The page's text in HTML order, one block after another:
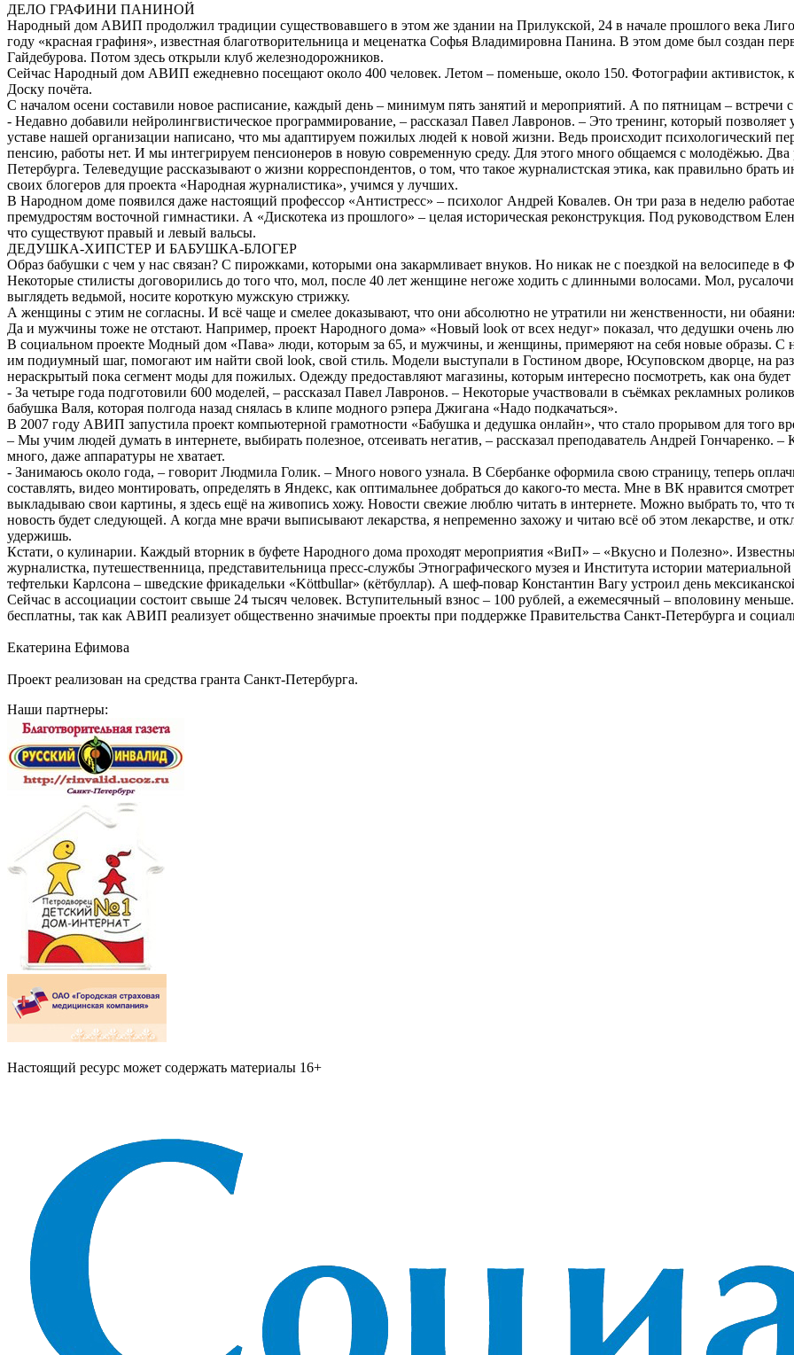
ДЕЛО ГРАФИНИ ПАНИНОЙ
Народный дом АВИП продолжил традиции существовавшего в этом же здании на Прилукской, 24 в начале прошлого века
году «красная графиня», известная благотворительница и меценатка Софья Владимировна Панина. В этом доме был создан
Гайдебурова. Потом здесь открыли клуб железнодорожников.
Сейчас Народный дом АВИП ежедневно посещают около 400 человек. Летом – поменьше, около 150. Фотографии активисток,
Доску почёта.
С началом осени составили новое расписание, каждый день – минимум пять занятий и мероприятий. А по пятницам – встречи
- Недавно добавили нейролингвистическое программирование, – рассказал Павел Лавронов. – Это тренинг, который
уставе нашей организации написано, что мы адаптируем пожилых людей к новой жизни. Ведь происходит психологический
пенсию, работы нет. И мы интегрируем пенсионеров в новую современную среду. Для этого много общаемся с молодёжью. Два
Петербурга. Телеведущие рассказывают о жизни корреспондентов, о том, что такое журналистская этика, как правильно
своих блогеров для проекта «Народная журналистика», учимся у лучших.
В Народном доме появился даже настоящий профессор «Антистресс» – психолог Андрей Ковалев. Он три раза в неделю
премудростям восточной гимнастики. А «Дискотека из прошлого» – целая историческая реконструкция. Под руководством
что существуют правый и левый вальсы.
ДЕДУШКА-ХИПСТЕР И БАБУШКА-БЛОГЕР
Образ бабушки с чем у нас связан? С пирожками, которыми она закармливает внуков. Но никак не с поездкой на велосипеде
Некоторые стилисты договорились до того что, мол, после 40 лет женщине негоже ходить с длинными волосами. Мол,
выглядеть ведьмой, носите короткую мужскую стрижку.
А женщины с этим не согласны. И всё чаще и смелее доказывают, что они абсолютно не утратили ни женственности, ни
Да и мужчины тоже не отстают. Например, проект Народного дома» «Новый look от всех недуг» показал, что дедушки очень
В социальном проекте Модный дом «Пава» люди, которым за 65, и мужчины, и женщины, примеряют на себя новые образы. С
им подиумный шаг, помогают им найти свой look, свой стиль. Модели выступали в Гостином дворе, Юсуповском дворце, на
нераскрытый пока сегмент моды для пожилых. Одежду предоставляют магазины, которым интересно посмотреть, как она будет
- За четыре года подготовили 600 моделей, – рассказал Павел Лавронов. – Некоторые участвовали в съёмках рекламных
бабушка Валя, которая полгода назад снялась в клипе модного рэпера Джигана «Надо подкачаться».
В 2007 году АВИП запустила проект компьютерной грамотности «Бабушка и дедушка онлайн», что стало прорывом для того
– Мы учим людей думать в интернете, выбирать полезное, отсеивать негатив, – рассказал преподаватель Андрей
много, даже аппаратуры не хватает.
- Занимаюсь около года, – говорит Людмила Голик. – Много нового узнала. В Сбербанке оформила свою страницу, теперь
составлять, видео монтировать, определять в Яндекс, как оптимальнее добраться до какого-то места. Мне в ВК нравится
выкладываю свои картины, я здесь ещё на живопись хожу. Новости свежие люблю читать в интернете. Можно выбрать то, что
новость будет следующей. А когда мне врачи выписывают лекарства, я непременно захожу и читаю всё об этом лекарстве, и
удержишь.
Кстати, о кулинарии. Каждый вторник в буфете Народного дома проходят мероприятия «ВиП» – «Вкусно и Полезно».
журналистка, путешественница, представительница пресс-службы Этнографического музея и Института истории
тефтельки Карлсона – шведские фрикадельки «Köttbullar» (кётбуллар). А шеф-повар Константин Вагу устроил день
Сейчас в ассоциации состоит свыше 24 тысяч человек. Вступительный взнос – 100 рублей, а ежемесячный – вполовину
бесплатны, так как АВИП реализует общественно значимые проекты при поддержке Правительства Санкт-Петербурга и
Екатерина Ефимова
Проект реализован на средства гранта Санкт-Петербурга.
Наши партнеры:
Настоящий ресурс может содержать материалы 16+